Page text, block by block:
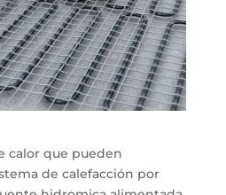
calor que pueden
de calefacción por